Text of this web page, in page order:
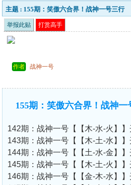
主题 : 155期：笑傲六合界！战神一号三行
举报此贴 打赏高手
作者 战神一号
155期：笑傲六合界！战神一
142期：战神一号【【木-水-火】
143期：战神一号【【木-土-水】
144期：战神一号【【土-水-金】
145期：战神一号【【木-土-火】
146期：战神一号【【金-木-水】